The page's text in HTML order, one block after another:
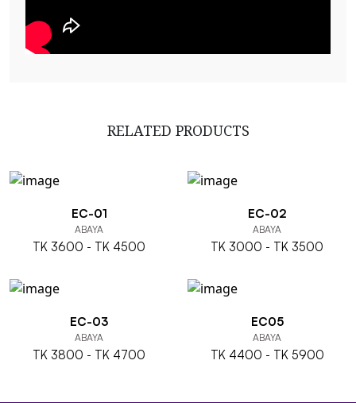
RELATED PRODUCTS
EC-01
ABAYA
TK 3600 - TK 4500
EC-02
ABAYA
TK 3000 - TK 3500
EC-03
ABAYA
TK 3800 - TK 4700
EC05
ABAYA
TK 4400 - TK 5900